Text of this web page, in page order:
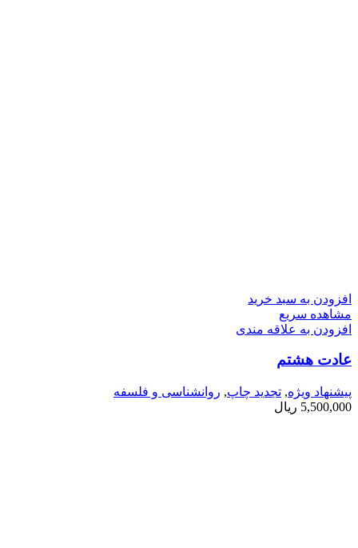
افزودن به سبد خرید
مشاهده سریع
افزودن به علاقه مندی
عادت هشتم
پیشنهاد ویژه, تجدید چاپ, روانشناسی و فلسفه
5,500,000 ریال